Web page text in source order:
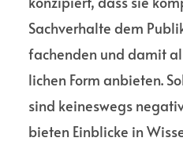
Sach­verhalte dem
fachenden und damit
lichen Form anbieten.
sind keines­wegs
bieten Einblicke in